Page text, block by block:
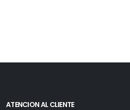
ATENCION AL CLIENTE